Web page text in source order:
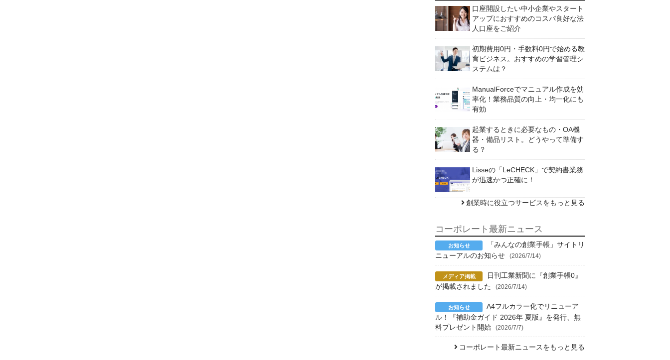
口座開設したい中小企業やスタート
アップにおすすめのコスパ良好な法
人口座をご紹介
初期費用0円・手数料0円で始める教
育ビジネス。おすすめの学習管理シ
ステムは？
ManualForceでマニュアル作成を効
率化！業務品質の向上・均一化にも
有効
起業するときに必要なもの・OA機
器・備品リスト。どうやって準備す
る？
Lisseの「LeCHECK」で契約書業務
が迅速かつ正確に！
創業時に役立つサービスをもっと見る
コーポレート最新ニュース
「みんなの創業手帳」サイトリ
ニューアルのお知らせ
(2026/7/14)
日刊工業新聞に『創業手帳0』
が掲載されました
(2026/7/14)
A4フルカラー化でリニューア
ル！『補助金ガイド 2026年 夏版』を発行、無
料プレゼント開始
(2026/7/7)
コーポレート最新ニュースをもっと見る